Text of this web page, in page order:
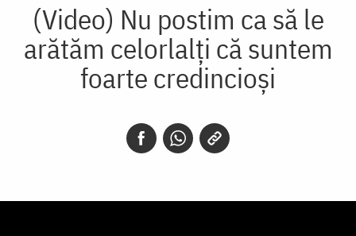
(Video) Nu postim ca să le
arătăm celorlalți că suntem
foarte credincioși